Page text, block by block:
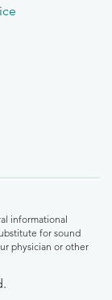
informational
for sound
physician or other